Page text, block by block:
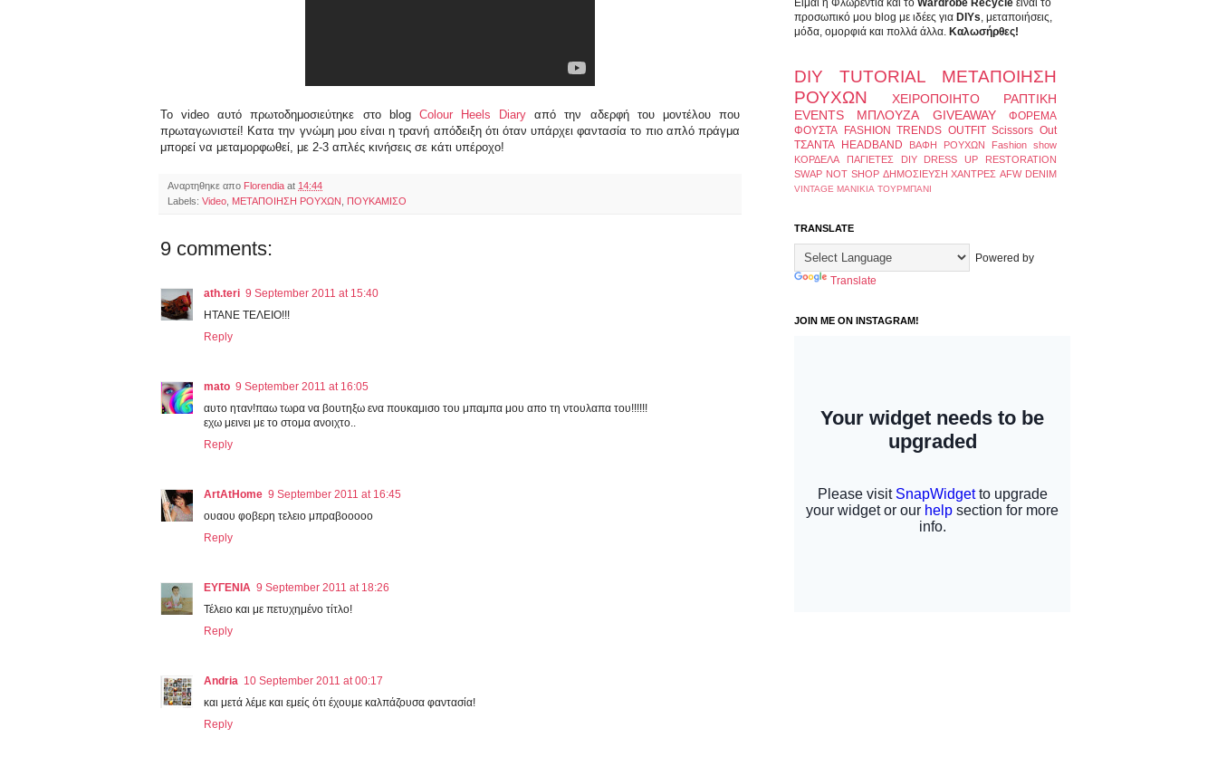
Το video αυτό πρωτοδημοσιεύτηκε στο blog Colour Heels Diary από την αδερφή του μοντέλου που
πρωταγωνιστεί! Κατα την γνώμη μου είναι η τρανή απόδειξη ότι όταν υπάρχει φαντασία το πιο απλό πράγμα
μπορεί να μεταμορφωθεί, με 2-3 απλές κινήσεις σε κάτι υπέροχο!
Αναρτηθηκε απο Florendia at 14:44
Labels: Video ΜΕΤΑΠΟΙΗΣΗ ΡΟΥΧΩΝ ΠΟΥΚΑΜΙΣΟ
9 comments:
ath.teri 9 September 2011 at 15:40
ΗΤΑΝΕ ΤΕΛΕΙΟ!!!
Reply
mato 9 September 2011 at 16:05
αυτο ηταν!παω τωρα να βουτηξω ενα πουκαμισο του μπαμπα μου απο τη ντουλαπα του!!!!!!
εχω μεινει με το στομα ανοιχτο..
Reply
ArtAtHome 9 September 2011 at 16:45
ουαου φοβερη τελειο μπραβοοοοο
Reply
ΕΥΓΕΝΙΑ 9 September 2011 at 18:26
Τέλειο και με πετυχημένο τίτλο!
Reply
Andria 10 September 2011 at 00:17
και μετά λέμε και εμείς ότι έχουμε καλπάζουσα φαντασία!
Reply
Είμαι η Φλωρεντία και το Wardrobe Recycle είναι το
προσωπικό μου blog με ιδέες για DIYs, μεταποιήσεις,
μόδα, ομορφιά και πολλά άλλα. Καλωσήρθες!
DIY TUTORIAL
ΜΕΤΑΠΟΙΗΣΗ
ΡΟΥΧΩΝ
ΧΕΙΡΟΠΟΙΗΤΟ
ΡΑΠΤΙΚΗ
EVENTS
ΜΠΛΟΥΖΑ GIVEAWAY
ΦΟΡΕΜΑ
ΦΟΥΣΤΑ
FASHION TRENDS OUTFIT Scissors Out
ΤΣΑΝΤΑ
HEADBAND ΒΑΦΗ ΡΟΥΧΩΝ
Fashion show
ΚΟΡΔΕΛΑ
ΠΑΓΙΕΤΕΣ DIY DRESS UP
RESTORATION
SWAP NOT SHOP ΔΗΜΟΣΙΕΥΣΗ ΧΑΝΤΡΕΣ AFW DENIM
VINTAGE ΜΑΝΙΚΙΑ ΤΟΥΡΜΠΑΝΙ
TRANSLATE
Powered by
Translate
JOIN ME ON INSTAGRAM!